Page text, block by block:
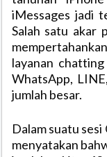
iMessages jadi
Salah satu akar
layanan
WhatsApp,
jumlah besar.
Dalam suatu
menyatakan